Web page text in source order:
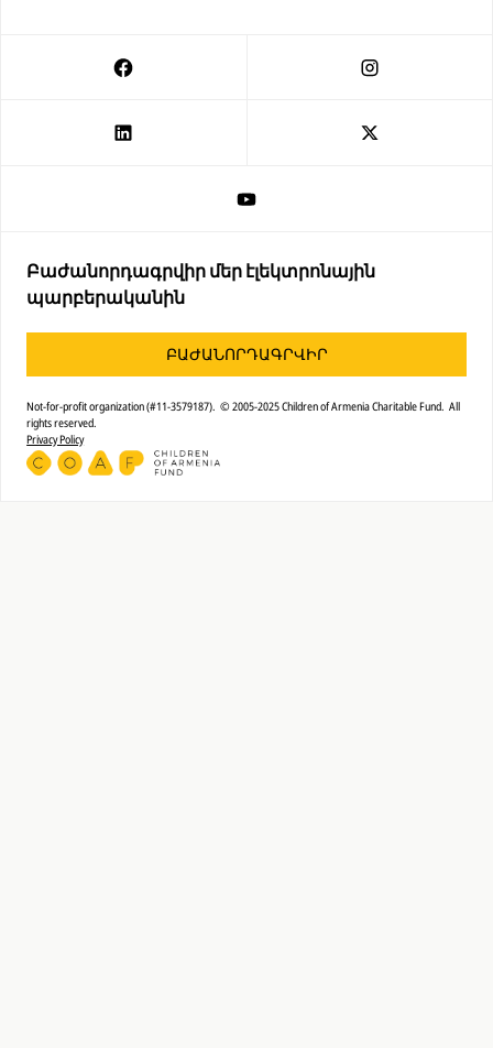
Բաժանորդագրվիր մեր էլեկտրոնային
պարբերականին
ԲԱԺԱՆՈՐԴԱԳՐՎԻՐ
Not-for-profit organization (#11-3579187). © 2005-2025 Children of Armenia Charitable Fund. All
rights reserved.
Privacy Policy